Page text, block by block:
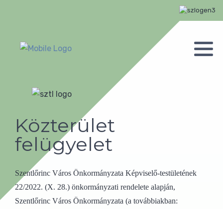
Közterület
felügyelet
Szentlőrinc Város Önkormányzata Képviselő-testületének
22/2022. (X. 28.) önkormányzati rendelete alapján,
Szentlőrinc Város Önkormányzata (a továbbiakban: